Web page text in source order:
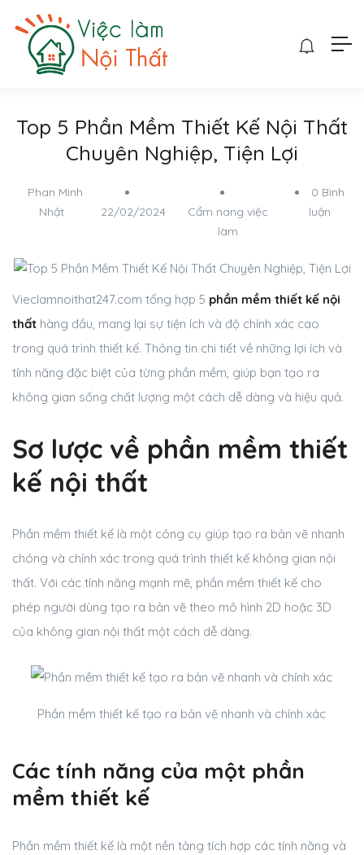
Top 5 Phần Mềm Thiết Kế Nội Thất
Chuyên Nghiệp, Tiện Lợi
Phan Minh
Nhật
22/02/2024
Cẩm nang việc
làm
0 Bình
luận
Vieclamnoithat247.com tổng hợp 5 phần mềm thiết kế nội
thất hàng đầu, mang lại sự tiện ích và độ chính xác cao
trong quá trình thiết kế. Thông tin chi tiết về những lợi ích và
tính năng đặc biệt của từng phần mềm, giúp bạn tạo ra
không gian sống chất lượng một cách dễ dàng và hiệu quả.
Sơ lược về phần mềm thiết
kế nội thất
Phần mềm thiết kế là một công cụ giúp tạo ra bản vẽ nhanh
chóng và chính xác trong quá trình thiết kế không gian nội
thất. Với các tính năng mạnh mẽ, phần mềm thiết kế cho
phép người dùng tạo ra bản vẽ theo mô hình 2D hoặc 3D
của không gian nội thất một cách dễ dàng.
Phần mềm thiết kế tạo ra bản vẽ nhanh và chính xác
Các tính năng của một phần
mềm thiết kế
Phần mềm thiết kế là một nền tảng tích hợp các tính năng và